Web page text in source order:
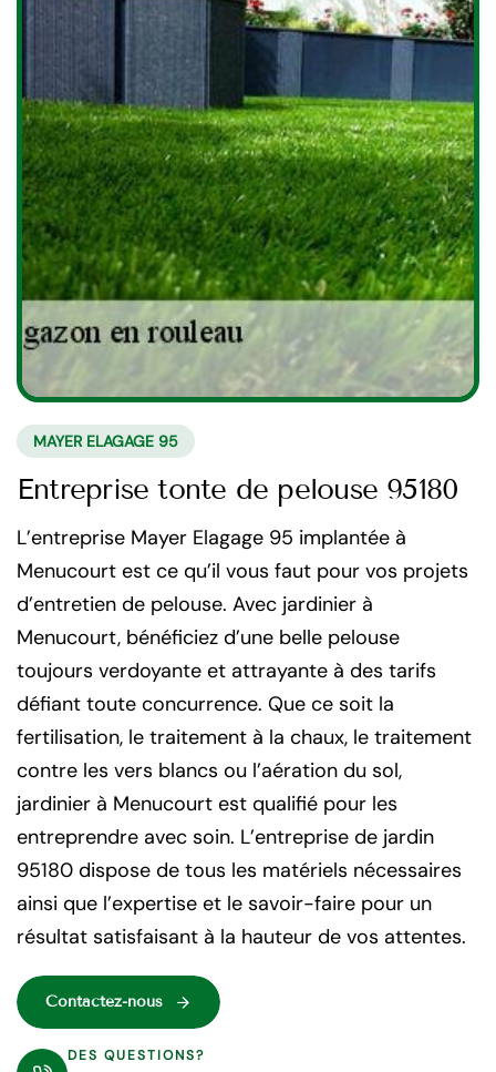
MAYER ELAGAGE 95
Entreprise tonte de pelouse 95180
L’entreprise Mayer Elagage 95 implantée à
Menucourt est ce qu’il vous faut pour vos projets
d’entretien de pelouse. Avec jardinier à
Menucourt, bénéficiez d’une belle pelouse
toujours verdoyante et attrayante à des tarifs
défiant toute concurrence. Que ce soit la
fertilisation, le traitement à la chaux, le traitement
contre les vers blancs ou l’aération du sol,
jardinier à Menucourt est qualifié pour les
entreprendre avec soin. L’entreprise de jardin
95180 dispose de tous les matériels nécessaires
ainsi que l’expertise et le savoir-faire pour un
résultat satisfaisant à la hauteur de vos attentes.
Contactez-nous
DES QUESTIONS?